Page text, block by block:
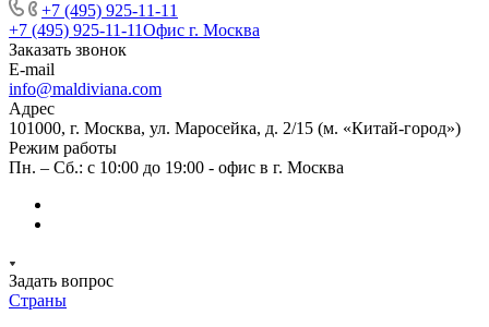
+7 (495) 925-11-11
+7 (495) 925-11-11Офис г. Москва
Заказать звонок
E-mail
info@maldiviana.com
Адрес
101000, г. Москва, ул. Маросейка, д. 2/15 (м. «Китай-город»)
Режим работы
Пн. – Сб.: с 10:00 до 19:00 - офис в г. Москва
Задать вопрос
Страны